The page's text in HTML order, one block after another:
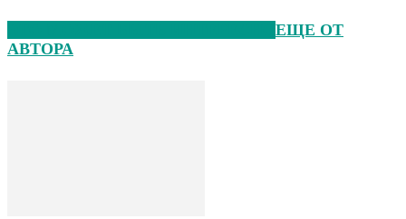
ЕЩЕ ОТ
АВТОРА